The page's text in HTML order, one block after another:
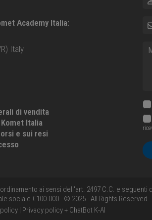
Academy Italia:
Italy
di vendita
Italia
e sui resi
ai sensi dell'art. 2497 C.C. e seguenti
sociale €100.000 - © 2025 - All Rights Reserved
| Privacy policy + ChatBot K-AI